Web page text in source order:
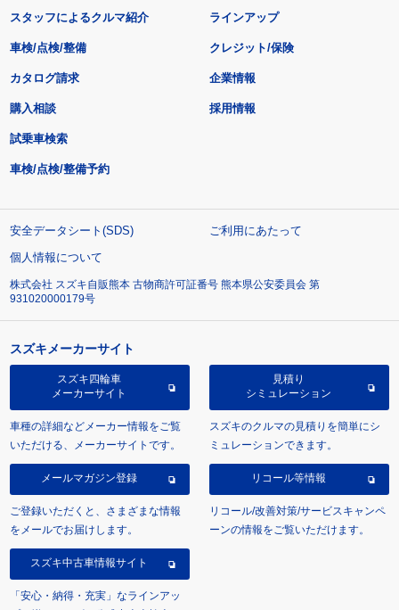
スタッフによるクルマ紹介 ラインアップ
車検/点検/整備 クレジット/保険
カタログ請求
購入相談
試乗車検索
車検/点検/整備予約
企業情報
採用情報
安全データシート(SDS)
ご利用にあたって
個人情報について
株式会社 スズキ自販熊本 古物商許可証番号 熊本県公安委員会 第
931020000179号
スズキメーカーサイト
スズキ四輪車
メーカーサイト
車種の詳細などメーカー情報をご覧
いただける、メーカーサイトです。
見積り
シミュレーション
スズキのクルマの見積りを簡単にシ
ミュレーションできます。
メールマガジン登録
ご登録いただくと、さまざまな情報
をメールでお届けします。
リコール等情報
リコール/改善対策/サービスキャンペ
ーンの情報をご覧いただけます。
スズキ中古車情報サイト
「安心・納得・充実」なラインアッ